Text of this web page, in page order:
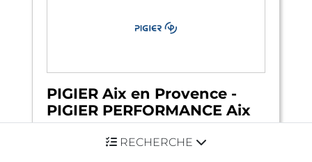
RECHERCHE
PIGIER Aix en Provence -
PIGIER PERFORMANCE Aix
en provence